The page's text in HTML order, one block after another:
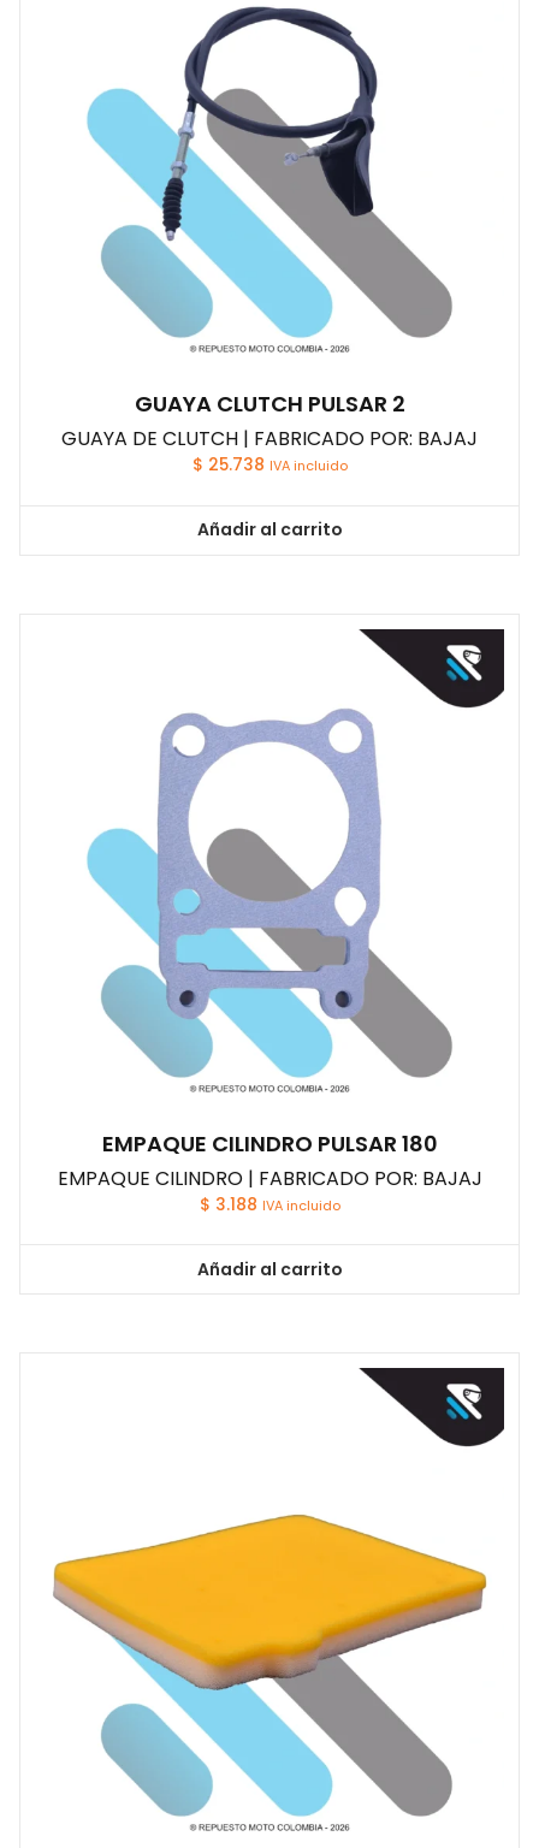
GUAYA CLUTCH PULSAR 2
GUAYA DE CLUTCH | FABRICADO POR: BAJAJ
$ 25.738 IVA incluido
Añadir al carrito
EMPAQUE CILINDRO PULSAR 180
EMPAQUE CILINDRO | FABRICADO POR: BAJAJ
$ 3.188 IVA incluido
Añadir al carrito